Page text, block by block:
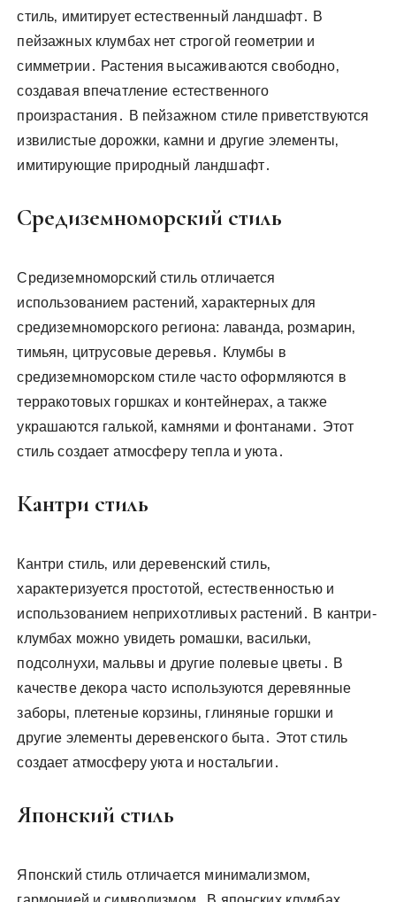
стиль‚ имитирует естественный ландшафт․ В
пейзажных клумбах нет строгой геометрии и
симметрии․ Растения высаживаются свободно‚
создавая впечатление естественного
произрастания․ В пейзажном стиле приветствуются
извилистые дорожки‚ камни и другие элементы‚
имитирующие природный ландшафт․
Средиземноморский стиль
Средиземноморский стиль отличается
использованием растений‚ характерных для
средиземноморского региона: лаванда‚ розмарин‚
тимьян‚ цитрусовые деревья․ Клумбы в
средиземноморском стиле часто оформляются в
терракотовых горшках и контейнерах‚ а также
украшаются галькой‚ камнями и фонтанами․ Этот
стиль создает атмосферу тепла и уюта․
Кантри стиль
Кантри стиль‚ или деревенский стиль‚
характеризуется простотой‚ естественностью и
использованием неприхотливых растений․ В кантри-
клумбах можно увидеть ромашки‚ васильки‚
подсолнухи‚ мальвы и другие полевые цветы․ В
качестве декора часто используются деревянные
заборы‚ плетеные корзины‚ глиняные горшки и
другие элементы деревенского быта․ Этот стиль
создает атмосферу уюта и ностальгии․
Японский стиль
Японский стиль отличается минимализмом‚